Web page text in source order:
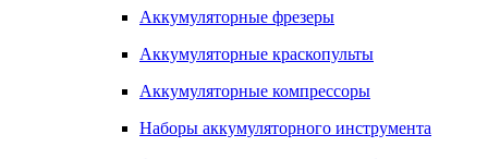
Аккумуляторные фрезеры
Аккумуляторные краскопульты
Аккумуляторные компрессоры
Наборы аккумуляторного инструмента